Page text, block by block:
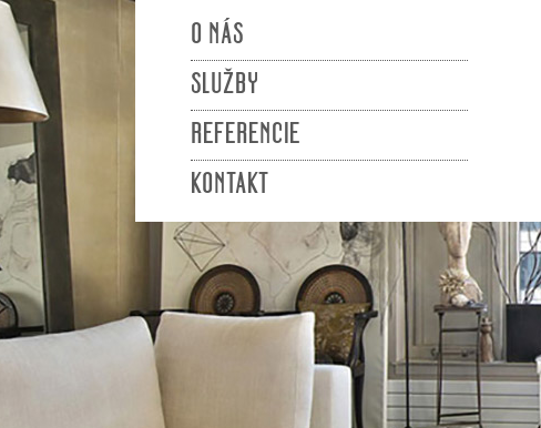
O NÁS
SLUŽBY
REFERENCIE
KONTAKT